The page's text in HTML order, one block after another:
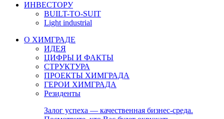
ИНВЕСТОРУ
BUILT-TO-SUIT
Light industrial
О ХИМГРАДЕ
ИДЕЯ
ЦИФРЫ И ФАКТЫ
СТРУКТУРА
ПРОЕКТЫ ХИМГРАДА
ГЕРОИ ХИМГРАДА
Резиденты
Залог успеха — качественная бизнес-среда.